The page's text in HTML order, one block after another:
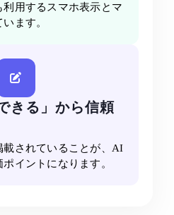
用するスマホ表示とマ
ます。
きる」から信頼
載されていることが、AI
イントになります。